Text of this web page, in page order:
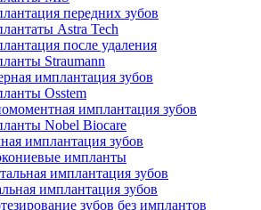
передних зубов
Astra Tech
после удаления
Straumann
имплантация зубов
Osstem
имплантация зубов
Nobel Biocare
имплантация зубов
импланты
имплантация зубов
имплантация зубов
зубов без имплантов